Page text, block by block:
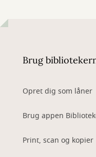
Brug
Opret dig som låner
Brug appen
Print, scan og kopier